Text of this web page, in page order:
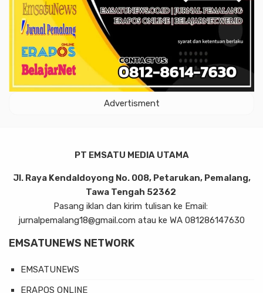
Advertisment
PT EMSATU MEDIA UTAMA
Jl. Raya Kendaldoyong No. 008, Petarukan, Pemalang,
Tawa Tengah 52362
Pasang iklan dan kirim tulisan ke Email:
jurnalpemalang18@gmail.com atau ke WA 081286147630
EMSATUNEWS NETWORK
EMSATUNEWS
ERAPOS ONLINE